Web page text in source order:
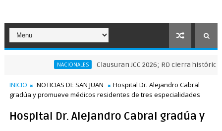
NACIONALES Clausuran JCC 2026; RD cierra histórica
INICIO NOTICIAS DE SAN JUAN
Hospital Dr. Alejandro Cabral
gradúa y promueve médicos residentes de tres especialidades
Hospital Dr. Alejandro Cabral gradúa y